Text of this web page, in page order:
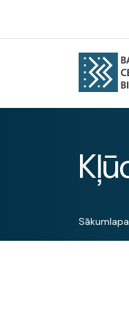
Sākumlapa